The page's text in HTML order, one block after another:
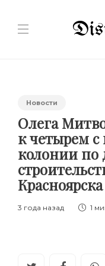
Новости
Олега
к четырем
колонии по
Красноярска
3 года назад 1